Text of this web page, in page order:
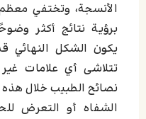
الأنسجة، وتختفي
برؤية نتائج أكثر
يكون الشكل
تتلاشى أي علامات
نصائح الطبيب خلال
الشفاه أو التعرض